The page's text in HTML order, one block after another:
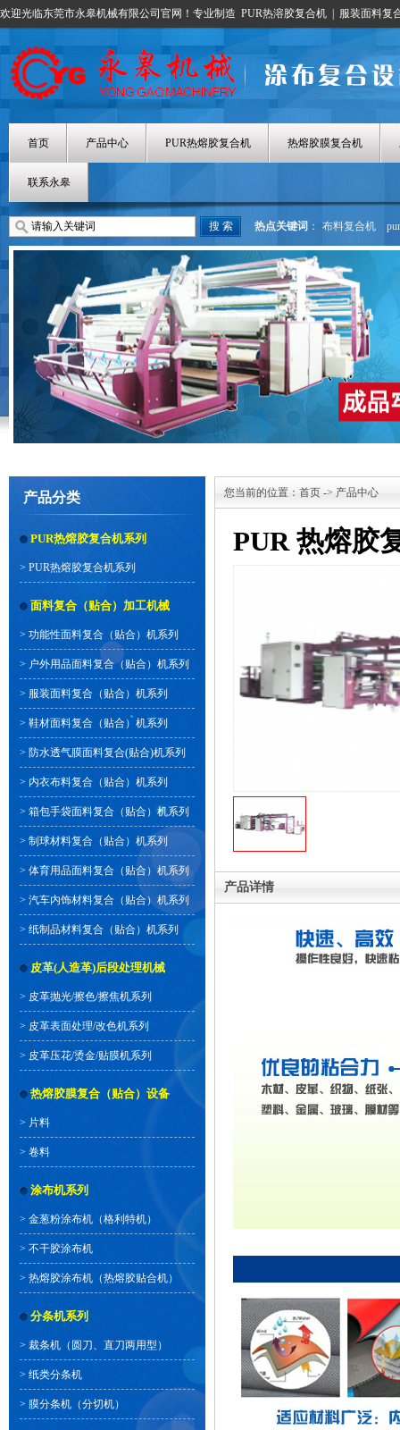
欢迎光临东莞市永皋机械有限公司官网！专业制造 PUR热溶胶复合机 服装面料复
首页 产品中心 PUR热熔胶复合机 热熔胶膜复合机
联系永皋
热点关键词 ： 布料复合机
热熔胶涂布机
热熔胶膜复合
产品分类
PUR热熔胶复合机系列
> PUR热熔胶复合机系列
面料复合（贴合）加工机械
> 功能性面料复合（贴合）机系列
> 户外用品面料复合（贴合）机系列
> 服装面料复合（贴合）机系列
> 鞋材面料复合（贴合）机系列
> 防水透气膜面料复合(贴合)机系列
> 内衣布料复合（贴合）机系列
> 箱包手袋面料复合（贴合）机系列
> 制球材料复合（贴合）机系列
> 体育用品面料复合（贴合）机系列
> 汽车内饰材料复合（贴合）机系列
> 纸制品材料复合（贴合）机系列
皮革(人造革)后段处理机械
> 皮革抛光/擦色/擦焦机系列
> 皮革表面处理/改色机系列
> 皮革压花/烫金/贴膜机系列
热熔胶膜复合（贴合）设备
> 片料
> 卷料
涂布机系列
> 金葱粉涂布机（格利特机）
> 不干胶涂布机
> 热熔胶涂布机（热熔胶贴合机）
分条机系列
> 裁条机（圆刀、直刀两用型）
> 纸类分条机
> 膜分条机（分切机）
您当前的位置： 首页 -> 产品中心
PUR 热熔胶
产品详情